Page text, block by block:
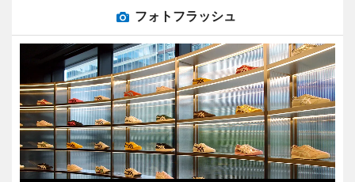
フォトフラッシュ